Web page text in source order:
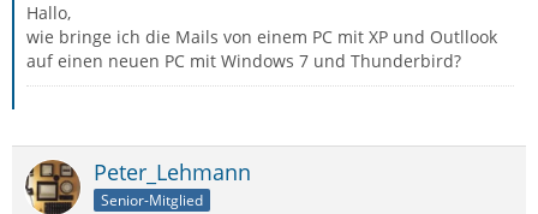
Hallo,
wie bringe ich die Mails von einem PC mit XP und Outllook
auf einen neuen PC mit Windows 7 und Thunderbird?
Peter_Lehmann
Senior-Mitglied